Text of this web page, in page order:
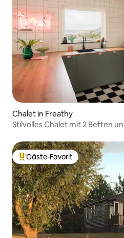
Chalet in Freathy
Stilvolles Chalet mit 2 Betten
Beliebter Gäste-Favorit.
Gäste-Favorit